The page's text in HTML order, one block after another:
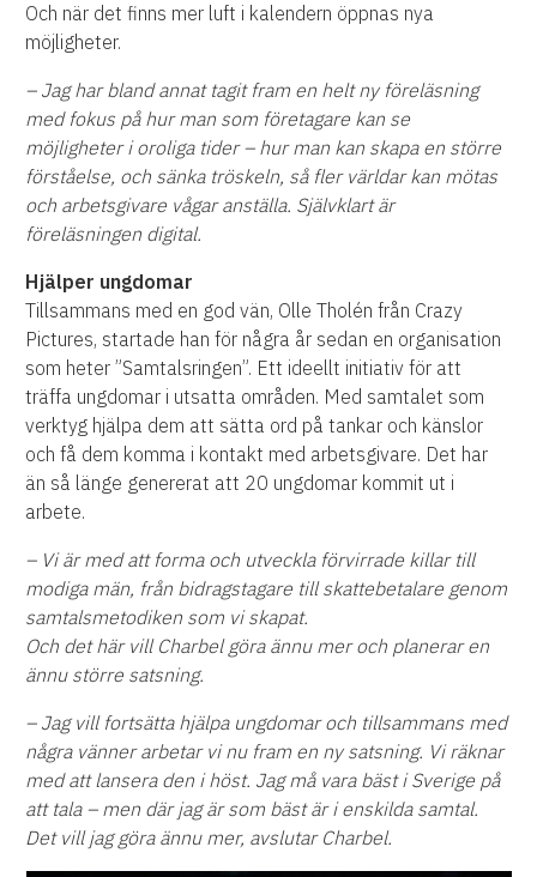
Och när det finns mer luft i kalendern öppnas nya
möjligheter.
– Jag har bland annat tagit fram en helt ny föreläsning
med fokus på hur man som företagare kan se
möjligheter i oroliga tider – hur man kan skapa en större
förståelse, och sänka tröskeln, så fler världar kan mötas
och arbetsgivare vågar anställa. Självklart är
föreläsningen digital.
Hjälper ungdomar
Tillsammans med en god vän, Olle Tholén från Crazy
Pictures, startade han för några år sedan en organisation
som heter ”Samtalsringen”. Ett ideellt initiativ för att
träffa ungdomar i utsatta områden. Med samtalet som
verktyg hjälpa dem att sätta ord på tankar och känslor
och få dem komma i kontakt med arbetsgivare. Det har
än så länge genererat att 20 ungdomar kommit ut i
arbete.
– Vi är med att forma och utveckla förvirrade killar till
modiga män, från bidragstagare till skattebetalare genom
samtalsmetodiken som vi skapat.
Och det här vill Charbel göra ännu mer och planerar en
ännu större satsning.
– Jag vill fortsätta hjälpa ungdomar och tillsammans med
några vänner arbetar vi nu fram en ny satsning. Vi räknar
med att lansera den i höst. Jag må vara bäst i Sverige på
att tala – men där jag är som bäst är i enskilda samtal.
Det vill jag göra ännu mer, avslutar Charbel.